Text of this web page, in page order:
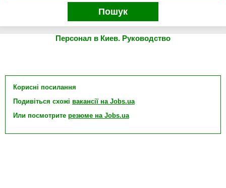
Пошук
Персонал в Киев. Руководство
Корисні посилання
Подивіться схожі вакансії на Jobs.ua
Или посмотрите резюме на Jobs.ua